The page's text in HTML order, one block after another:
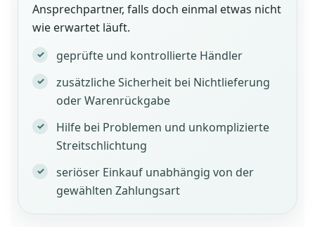
Ansprechpartner, falls doch einmal etwas nicht
wie erwartet läuft.
geprüfte und kontrollierte Händler
zusätzliche Sicherheit bei Nichtlieferung
oder Warenrückgabe
Hilfe bei Problemen und unkomplizierte
Streitschlichtung
seriöser Einkauf unabhängig von der
gewählten Zahlungsart